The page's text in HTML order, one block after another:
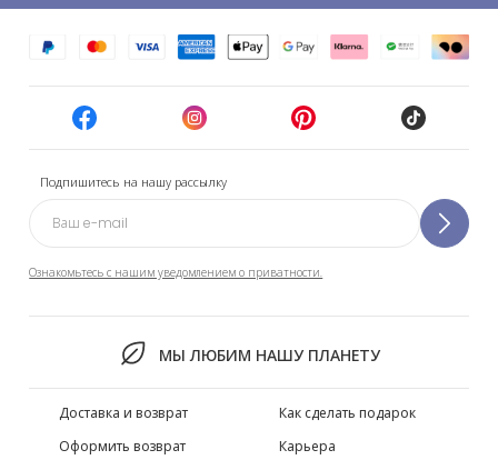
Подпишитесь на нашу рассылку
Ознакомьтесь с нашим уведомлением о приватности.
МЫ ЛЮБИМ НАШУ ПЛАНЕТУ
Доставка и возврат
Оформить возврат
Как сделать подарок
Карьера